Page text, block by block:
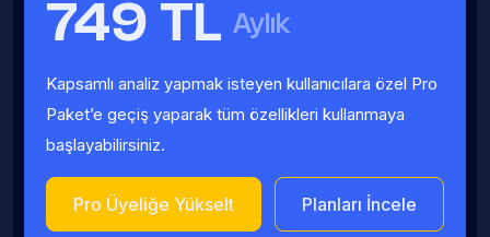
749 TL Aylık
Kapsamlı analiz yapmak isteyen kullanıcılara özel Pro
Paket’e geçiş yaparak tüm özellikleri kullanmaya
başlayabilirsiniz.
Pro Üyeliğe Yükselt Planları İncele